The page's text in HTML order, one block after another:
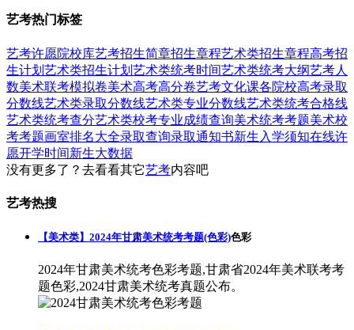
艺考热门标签
艺考许愿院校库艺考招生简章招生章程艺术类招生章程高考招
生计划 艺术类招生计划 艺术类统考时间艺术类统考大纲艺考人
数美术联考模拟卷美术高考高分卷艺考文化课各院校高考录取
分数线艺术类录取分数线艺术类专业分数线艺术类统考合格线
艺术类统考查分艺术类校考专业成绩查询美术统考考题美术校
考考题画室排名大全录取查询录取通知书新生入学须知在线许
愿开学时间新生大数据
没有更多了？去看看其它艺考内容吧
艺考热搜
【美术类】2024年甘肃美术统考考题(色彩)色彩
2024年甘肃美术统考色彩考题,甘肃省2024年美术联考考
题色彩,2024甘肃美术统考真题公布。